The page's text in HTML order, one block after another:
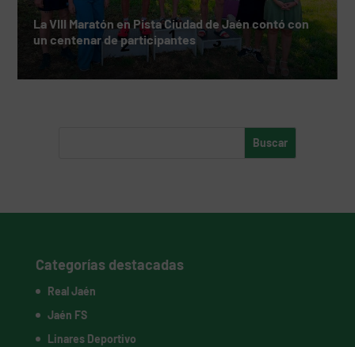
La VIII Maratón en Pista Ciudad de Jaén contó con
un centenar de participantes
Categorías destacadas
Real Jaén
Jaén FS
Linares Deportivo